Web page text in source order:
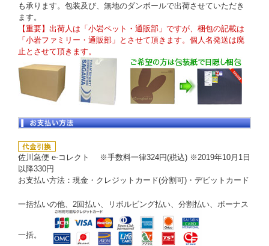
も承ります。包装及び、無地のダンボールで出荷させていただき
ます。
【重要】出荷人は「小岩ペット・通販部」ですが、梱包の記載は
「小岩ファミリー・通販部」とさせて頂きます。個人名発送は廃
止とさせて頂きます。
佐川急便 e-コレクト ※手数料一律324円(税込) ※2019年10月1日
以降330円
お支払い方法：現金・クレジットカード(分割可)・デビットカード
一括払いの他、2回払い、リボルビング払い、分割払い、ボーナス
一括。